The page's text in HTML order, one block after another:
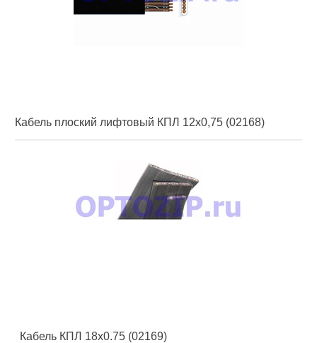
Кабель плоский лифтовый КПЛ 12х0,75 (02168)
Кабель КПЛ 18х0.75 (02169)